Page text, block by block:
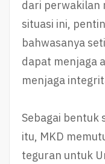
dari perwakilan
situasi ini,
bahwasanya
dapat menjaga
menjaga
Sebagai bentuk
itu, MKD
teguran untuk